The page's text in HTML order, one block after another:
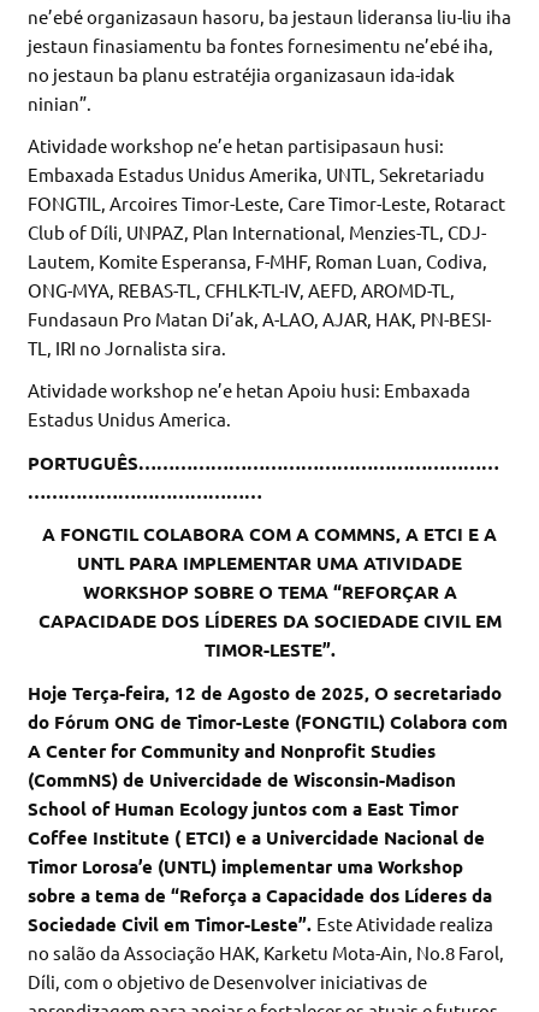
ne’ebé organizasaun hasoru, ba jestaun lideransa liu-liu iha
jestaun finasiamentu ba fontes fornesimentu ne’ebé iha,
no jestaun ba planu estratéjia organizasaun ida-idak
ninian”.
Atividade workshop ne’e hetan partisipasaun husi:
Embaxada Estadus Unidus Amerika, UNTL, Sekretariadu
FONGTIL, Arcoires Timor-Leste, Care Timor-Leste, Rotaract
Club of Díli, UNPAZ, Plan International, Menzies-TL, CDJ-
Lautem, Komite Esperansa, F-MHF, Roman Luan, Codiva,
ONG-MYA, REBAS-TL, CFHLK-TL-IV, AEFD, AROMD-TL,
Fundasaun Pro Matan Di’ak, A-LAO, AJAR, HAK, PN-BESI-
TL, IRI no Jornalista sira.
Atividade workshop ne’e hetan Apoiu husi: Embaxada
Estadus Unidus America.
PORTUGUÊS……………………………………………………
…………………………………
A FONGTIL COLABORA COM A COMMNS, A ETCI E A
UNTL PARA IMPLEMENTAR UMA ATIVIDADE
WORKSHOP SOBRE O TEMA “REFORÇAR A
CAPACIDADE DOS LÍDERES DA SOCIEDADE CIVIL EM
TIMOR-LESTE”.
Hoje Terça-feira, 12 de Agosto de 2025, O secretariado
do Fórum ONG de Timor-Leste (FONGTIL) Colabora com
A Center for Community and Nonprofit Studies
(CommNS) de Univercidade de Wisconsin-Madison
School of Human Ecology juntos com a East Timor
Coffee Institute ( ETCI) e a Univercidade Nacional de
Timor Lorosa’e (UNTL) implementar uma Workshop
sobre a tema de “Reforça a Capacidade dos Líderes da
Sociedade Civil em Timor-Leste”. Este Atividade realiza
no salão da Associação HAK, Karketu Mota-Ain, No.8 Farol,
Díli, com o objetivo de Desenvolver iniciativas de